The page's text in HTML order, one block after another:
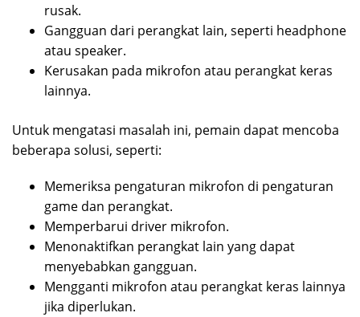
rusak.
Gangguan dari perangkat lain, seperti headphone
atau speaker.
Kerusakan pada mikrofon atau perangkat keras
lainnya.
Untuk mengatasi masalah ini, pemain dapat mencoba
beberapa solusi, seperti:
Memeriksa pengaturan mikrofon di pengaturan
game dan perangkat.
Memperbarui driver mikrofon.
Menonaktifkan perangkat lain yang dapat
menyebabkan gangguan.
Mengganti mikrofon atau perangkat keras lainnya
jika diperlukan.